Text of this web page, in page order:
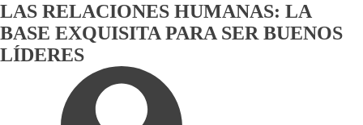
LAS RELACIONES HUMANAS: LA
BASE EXQUISITA PARA SER BUENOS
LÍDERES